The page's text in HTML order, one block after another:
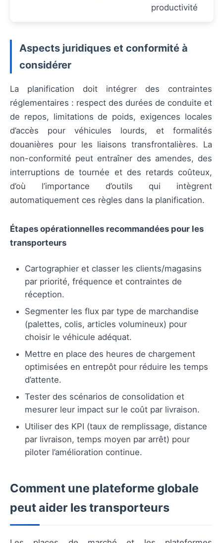
productivité
Aspects juridiques et conformité à
considérer
La planification doit intégrer des contraintes
réglementaires : respect des durées de conduite et
de repos, limitations de poids, exigences locales
d’accès pour véhicules lourds, et formalités
douanières pour les liaisons transfrontalières. La
non-conformité peut entraîner des amendes, des
interruptions de tournée et des retards coûteux,
d’où l’importance d’outils qui intègrent
automatiquement ces règles dans la planification.
Étapes opérationnelles recommandées pour les
transporteurs
Cartographier et classer les clients/magasins
par priorité, fréquence et contraintes de
réception.
Segmenter les flux par type de marchandise
(palettes, colis, articles volumineux) pour
choisir le véhicule adéquat.
Mettre en place des heures de chargement
optimisées en entrepôt pour réduire les temps
d’attente.
Tester des scénarios de consolidation et
mesurer leur impact sur le coût par livraison.
Utiliser des KPI (taux de remplissage, distance
par livraison, temps moyen par arrêt) pour
piloter l’amélioration continue.
Comment une plateforme globale
peut aider les transporteurs